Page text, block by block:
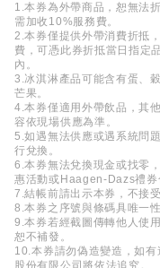
1.本券為外帶商品，恕無法
需加收10%服務費。
2.本券僅提供外帶消費折抵
費，可憑此券折抵當日指定
內。
3.冰淇淋產品可能含有蛋、
芒果。
4.本券僅適用外帶飲品，其
容依現場供應為準。
5.如遇無法供應或遇系統問
行兌換。
6.本券無法兌換現金或找零
惠活動或Haagen-Dazs禮券
7.結帳前請出示本券，不接
8.本券之序號與條碼具唯一
9.本券若經截圖傳轉他人使
恕不補發。
10.本券請勿偽造變造，如
股份有限公司將依法追究。